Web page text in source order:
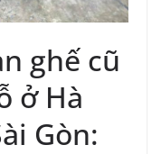
ghế cũ
ở Hà
Gòn: